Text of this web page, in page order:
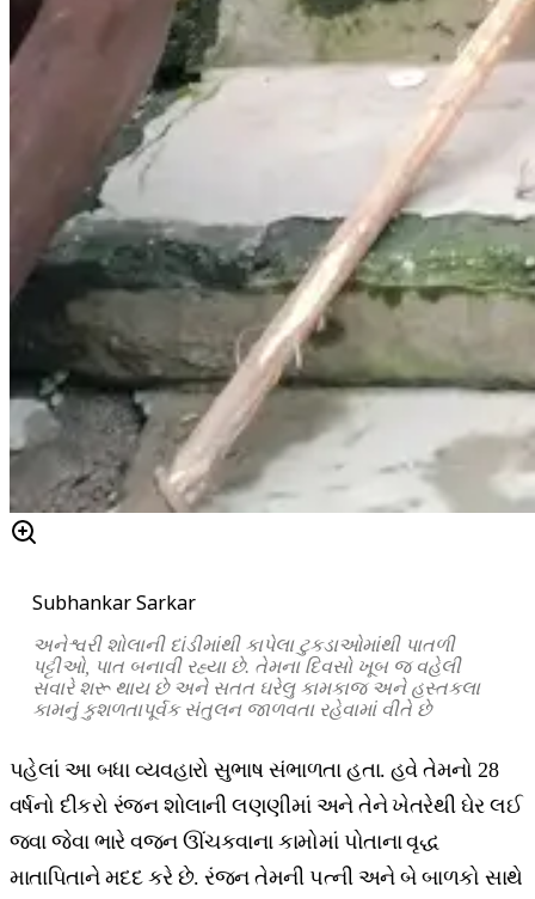
Subhankar Sarkar
અનેશ્વરી શોલાની દાંડીમાંથી કાપેલા ટુકડાઓમાંથી પાતળી
પટ્ટીઓ, પાત બનાવી રહ્યા છે. તેમના દિવસો ખૂબ જ વહેલી
સવારે શરૂ થાય છે અને સતત ઘરેલુ કામકાજ અને હસ્તકલા
કામનું કુશળતાપૂર્વક સંતુલન જાળવતા રહેવામાં વીતે છે
પહેલાં આ બધા વ્યવહારો સુભાષ સંભાળતા હતા. હવે તેમનો 28
વર્ષનો દીકરો રંજન શોલાની લણણીમાં અને તેને ખેતરેથી ઘેર લઈ
જવા જેવા ભારે વજન ઊંચકવાના કામોમાં પોતાના વૃદ્ધ
માતાપિતાને મદદ કરે છે. રંજન તેમની પત્ની અને બે બાળકો સાથે